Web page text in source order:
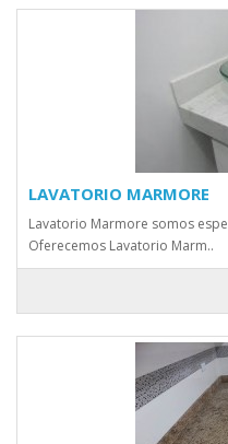
LAVATORIO MARMORE
Lavatorio Marmore somos
Oferecemos Lavatorio Marm..